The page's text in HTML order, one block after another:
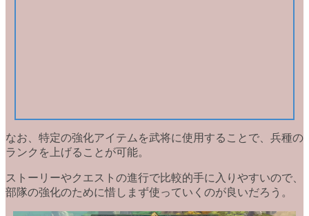
なお、特定の強化アイテムを武将に使用することで、 兵種の
ランクを上げる ことが可能。
ストーリーやクエストの進行で比較的手に入りやすいので、
部隊の強化のために惜しまず使っていくのが良いだろう。